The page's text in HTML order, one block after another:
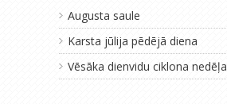
Augusta saule
Karsta jūlija pēdējā diena
Vēsāka dienvidu ciklona nedēļa